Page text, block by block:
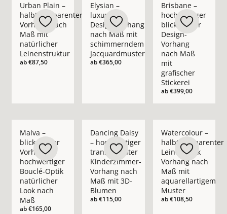
Urban Plain –
halbtransparenter
Vorhang nach
Maß mit
natürlicher
Leinenstruktur
ab€87,50
Elysian –
luxuriöser
Design-Vorhang
nach Maß mit
schimmerndem
Jacquardmuster
ab€365,00
Brisbane –
hochwertiger
blickdichter
Design-
Vorhang
nach Maß
mit
grafischer
Stickerei
ab€399,00
Malva –
blickdichter
Vorhang in
hochwertiger
Bouclé-Optik
natürlicher
Look nach
Maß
ab€165,00
Dancing Daisy
– hochwertiger
transparenter
Kinderzimmer-
Vorhang nach
Maß mit 3D-
Blumen
ab€115,00
Watercolour –
halbtransparenter
Leinenoptik
Vorhang nach
Maß mit
aquarellartigem
Muster
ab€108,50